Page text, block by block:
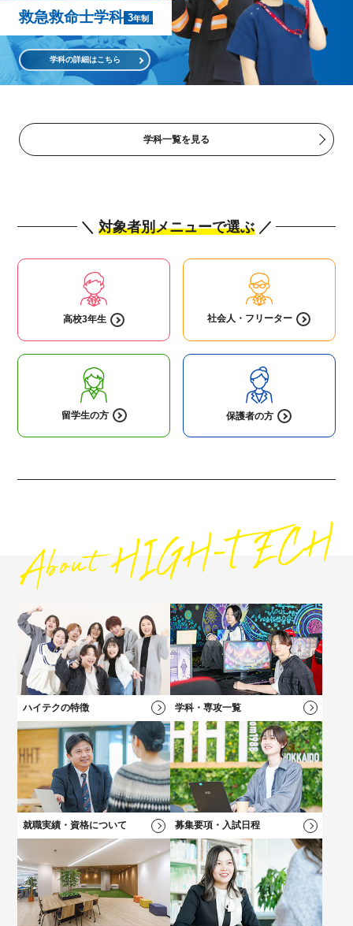
救急救命士学科 3年制
学科の詳細はこちら
学科一覧を見る
＼ 対象者別メニューで選ぶ ／
高校3年生 社会人・ フリーター
留学生の方 保護者の方
高校3年生にオススメのコンテンツ
自分の「好き！」が見つかる！
好きなメニューを選べる★オープンキャンパス
募集要項・入試情報 学費について
学科一覧を見る 総合型選抜（AO） 入試
社会人・フリーターの方にオススメの コンテンツ
キャリアチェンジをお考えの方にオススメの説明会！
学科一覧を見る 学費について
卒業後も万全！
就職サポート
負担を軽減！
学費サポート
高校1・2年生にオススメの コンテンツ
高校2年生向けのイベントや最新情報、進路選びについてはこち
ら！
学科一覧を見る 学費について
新キャンパス完成！
施設・設備
大学？專門？
迷っている方へ
保護者の方にオススメの コンテンツ
保護者の方向けのご案内、学費説明動画はコチラ
学科一覧を見る 学費について
卒業後も万全！
就職サポート
負担を軽減！
学費サポート
ハイテクの特徴 学科・専攻一覧
就職実績・資格について 募集要項・入試日程